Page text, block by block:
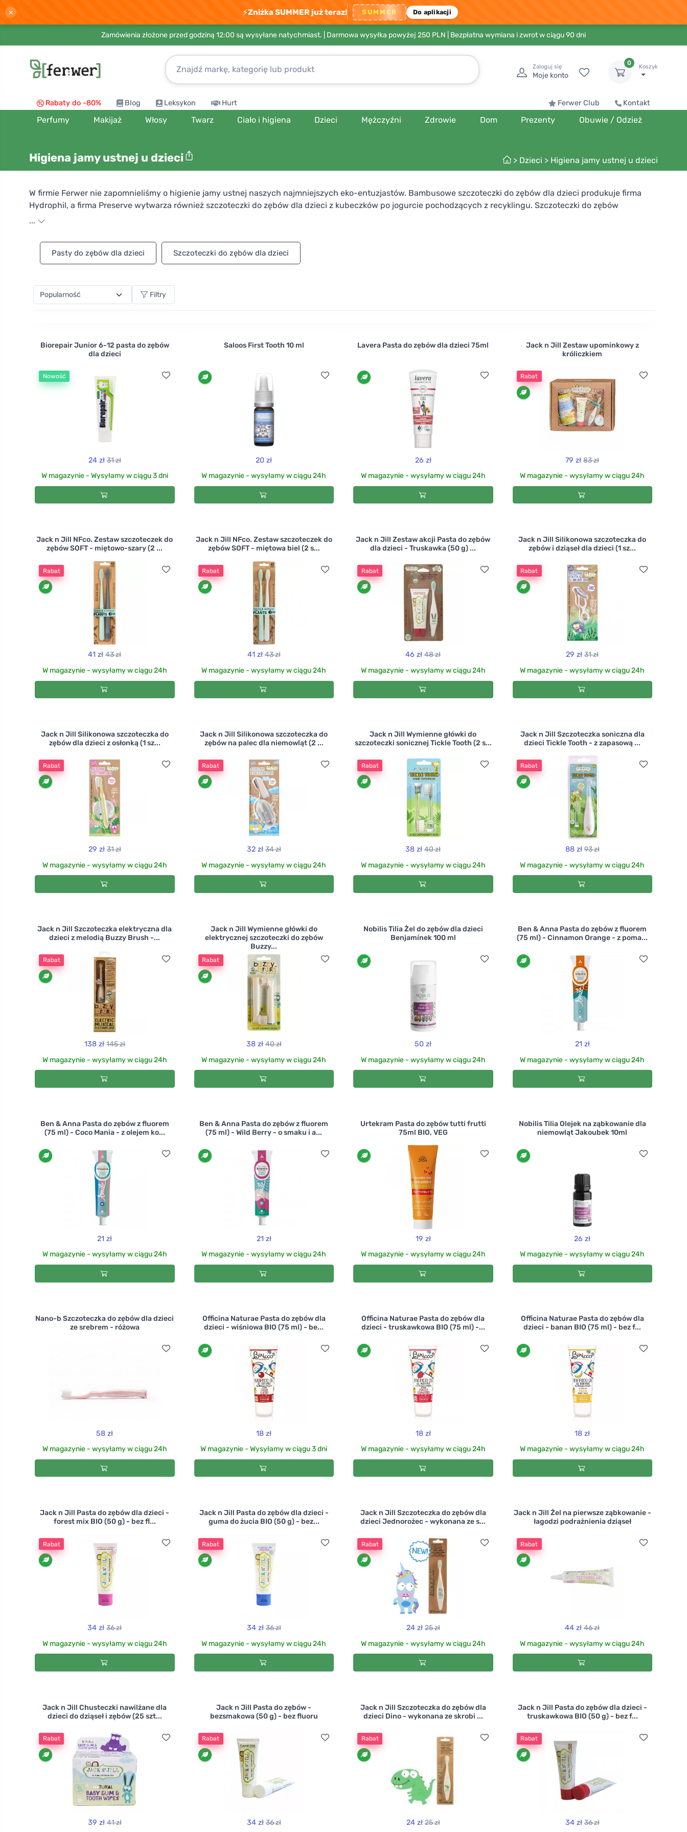
× ⚡Zniżka SUMMER już teraz! SUMMER Do aplikacji
Zamówienia złożone przed godziną 12:00 są wysyłane natychmiast. | Darmowa wysyłka powyżej 250 PLN | Bezpłatna wymiana i zwrot w ciągu 90 dni
Zaloguj się
Moje konto
0
Koszyk
Rabaty do -80% Blog Leksykon Hurt Ferwer Club Kontakt
Perfumy Makijaż Włosy Twarz Ciało i higiena Dzieci Mężczyźni Zdrowie Dom Prezenty Obuwie / Odzież
> Dzieci > Higiena jamy ustnej u dzieci
Higiena jamy ustnej u dzieci
W firmie Ferwer nie zapomnieliśmy o higienie jamy ustnej naszych najmniejszych eko-entuzjastów. Bambusowe szczoteczki do zębów dla dzieci produkuje firma
Hydrophil, a firma Preserve wytwarza również szczoteczki do zębów dla dzieci z kubeczków po jogurcie pochodzących z recyklingu. Szczoteczki do zębów
wykonane ze skrobi kukurydzianej z wesołymi obrazkami przedstawiającymi postacie zwierząt oraz pasta do zębów o smaku gumy balonowej lub jagód zachęcą
...
Pasty do zębów dla dzieci Szczoteczki do zębów dla dzieci
Filtry
Biorepair Junior 6-12 pasta do zębów
dla dzieci
Nowość
24 zł 31 zł
W magazynie - Wysyłamy w ciągu 3 dni
Saloos First Tooth 10 ml
20 zł
W magazynie - wysyłamy w ciągu 24h
Lavera Pasta do zębów dla dzieci 75ml
26 zł
W magazynie - wysyłamy w ciągu 24h
Jack n Jill Zestaw upominkowy z
króliczkiem
Rabat
79 zł 83 zł
W magazynie - wysyłamy w ciągu 24h
Jack n Jill NFco. Zestaw szczoteczek do
zębów SOFT - miętowo-szary (2 ...
Rabat
41 zł 43 zł
W magazynie - wysyłamy w ciągu 24h
Jack n Jill NFco. Zestaw szczoteczek do
zębów SOFT - miętowa biel (2 s...
Rabat
41 zł 43 zł
W magazynie - wysyłamy w ciągu 24h
Jack n Jill Zestaw akcji Pasta do zębów
dla dzieci - Truskawka (50 g) ...
Rabat
46 zł 48 zł
W magazynie - wysyłamy w ciągu 24h
Jack n Jill Silikonowa szczoteczka do
zębów i dziąseł dla dzieci (1 sz...
Rabat
29 zł 31 zł
W magazynie - wysyłamy w ciągu 24h
Jack n Jill Silikonowa szczoteczka do
zębów dla dzieci z osłonką (1 sz...
Rabat
29 zł 31 zł
W magazynie - wysyłamy w ciągu 24h
Jack n Jill Silikonowa szczoteczka do
zębów na palec dla niemowląt (2 ...
Rabat
32 zł 34 zł
W magazynie - wysyłamy w ciągu 24h
Jack n Jill Wymienne główki do
szczoteczki sonicznej Tickle Tooth (2 s...
Rabat
38 zł 40 zł
W magazynie - wysyłamy w ciągu 24h
Jack n Jill Szczoteczka soniczna dla
dzieci Tickle Tooth - z zapasową ...
Rabat
88 zł 93 zł
W magazynie - wysyłamy w ciągu 24h
Jack n Jill Szczoteczka elektryczna dla
dzieci z melodią Buzzy Brush -...
Rabat
138 zł 145 zł
W magazynie - wysyłamy w ciągu 24h
Jack n Jill Wymienne główki do
elektrycznej szczoteczki do zębów
Buzzy...
Rabat
38 zł 40 zł
W magazynie - wysyłamy w ciągu 24h
Nobilis Tilia Żel do zębów dla dzieci
Benjamínek 100 ml
50 zł
W magazynie - wysyłamy w ciągu 24h
Ben & Anna Pasta do zębów z fluorem
(75 ml) - Cinnamon Orange - z poma...
21 zł
W magazynie - wysyłamy w ciągu 24h
Ben & Anna Pasta do zębów z fluorem
(75 ml) - Coco Mania - z olejem ko...
21 zł
W magazynie - wysyłamy w ciągu 24h
Ben & Anna Pasta do zębów z fluorem
(75 ml) - Wild Berry - o smaku i a...
21 zł
W magazynie - wysyłamy w ciągu 24h
Urtekram Pasta do zębów tutti frutti
75ml BIO, VEG
19 zł
W magazynie - wysyłamy w ciągu 24h
Nobilis Tilia Olejek na ząbkowanie dla
niemowląt Jakoubek 10ml
26 zł
W magazynie - wysyłamy w ciągu 24h
Nano-b Szczoteczka do zębów dla dzieci
ze srebrem - różowa
58 zł
W magazynie - wysyłamy w ciągu 24h
Officina Naturae Pasta do zębów dla
dzieci - wiśniowa BIO (75 ml) - be...
18 zł
W magazynie - Wysyłamy w ciągu 3 dni
Officina Naturae Pasta do zębów dla
dzieci - truskawkowa BIO (75 ml) -...
18 zł
W magazynie - wysyłamy w ciągu 24h
Officina Naturae Pasta do zębów dla
dzieci - banan BIO (75 ml) - bez f...
18 zł
W magazynie - wysyłamy w ciągu 24h
Jack n Jill Pasta do zębów dla dzieci -
forest mix BIO (50 g) - bez fl...
Rabat
34 zł 36 zł
W magazynie - wysyłamy w ciągu 24h
Jack n Jill Pasta do zębów dla dzieci -
guma do żucia BIO (50 g) - bez...
Rabat
34 zł 36 zł
W magazynie - wysyłamy w ciągu 24h
Jack n Jill Szczoteczka do zębów dla
dzieci Jednorożec - wykonana ze s...
Rabat
24 zł 25 zł
W magazynie - wysyłamy w ciągu 24h
Jack n Jill Żel na pierwsze ząbkowanie -
łagodzi podrażnienia dziąseł
Rabat
44 zł 46 zł
W magazynie - wysyłamy w ciągu 24h
Jack n Jill Chusteczki nawilżane dla
dzieci do dziąseł i zębów (25 szt...
Rabat
39 zł 41 zł
Jack n Jill Pasta do zębów -
bezsmakowa (50 g) - bez fluoru
Rabat
34 zł 36 zł
Jack n Jill Szczoteczka do zębów dla
dzieci Dino - wykonana ze skrobi ...
Rabat
24 zł 25 zł
Jack n Jill Pasta do zębów dla dzieci -
truskawkowa BIO (50 g) - bez f...
Rabat
34 zł 36 zł